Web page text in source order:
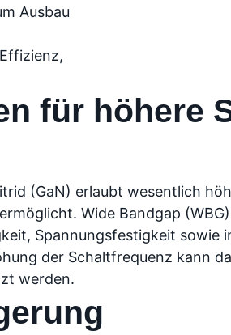
Ausbau
für höhere
(GaN) erlaubt wesentlich
Wide Bandgap
Spannungsfestigkeit sowie
der Schaltfrequenz kann
werden.